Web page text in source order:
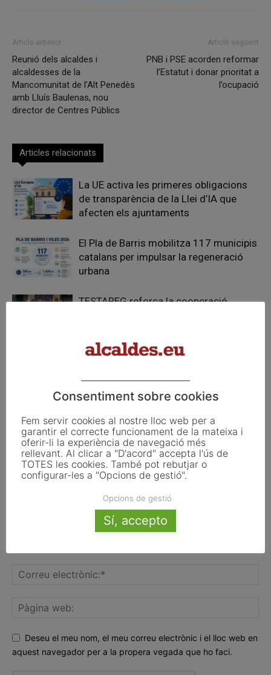
Article anterior
Reunió dels alcaldes i
alcaldesses de la
Mancomunitat de l’Alt Penedès
amb Lluís Baulenas, nou
director de Centres Públics
Article següent
PNB i PSE acorden reformar
l’Estatut i donar prioritat a
l’ocupació
Articles relacionats
La UE activa les primeres obligacions
de transparència de la Llei d’IA que
afecten els ajuntaments
El Pla de Barris mobilitza 117 municipis
catalans per impulsar la regeneració
urbana
TESTAREG reforça la cooperació
FER UN COMENTARI
Deseu el meu nom, el meu correu electrònic i el lloc web en
aquest navegador per a la propera vegada que ho faci.
Consentiment sobre cookies
Fem servir cookies al nostre lloc web per a
garantir el correcte funcionament de la mateixa i
oferir-li la experiència de navegació més
rellevant. Al clicar a "D'acord" accepta l'ús de
TOTES les cookies. També pot rebutjar o
configurar-les a "Opcions de gestió".
Opcions de gestió
Sí, accepto